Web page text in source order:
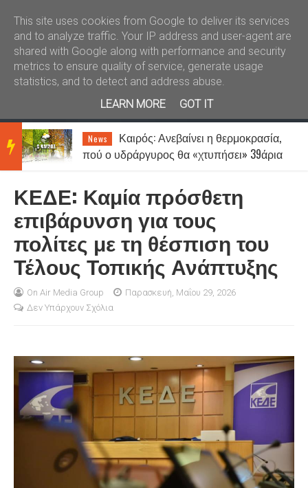
Καλώς ήλθατε Kral News
BRE
AKIN
NEW
News
Καιρός: Ανεβαίνει η θερμοκρασία,
πού ο υδράργυρος θα «χτυπήσει» 39άρια
ΚΕΔΕ: Καμία πρόσθετη
επιβάρυνση για τους
πολίτες με τη θέσπιση του
Τέλους Τοπικής Ανάπτυξης
On Air Media Group
Παρασκευή, Μαΐου 29, 2026
Δεν Υπάρχουν Σχόλια
This site uses cookies from Google to deliver its services
and to analyze traffic. Your IP address and user-agent are
shared with Google along with performance and security
metrics to ensure quality of service, generate usage
statistics, and to detect and address abuse.
LEARN MORE
GOT IT